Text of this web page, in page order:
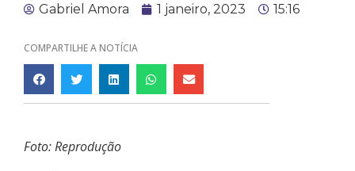
Gabriel Amora 1 janeiro, 2023 15:16
COMPARTILHE A NOTÍCIA
Foto: Reprodução